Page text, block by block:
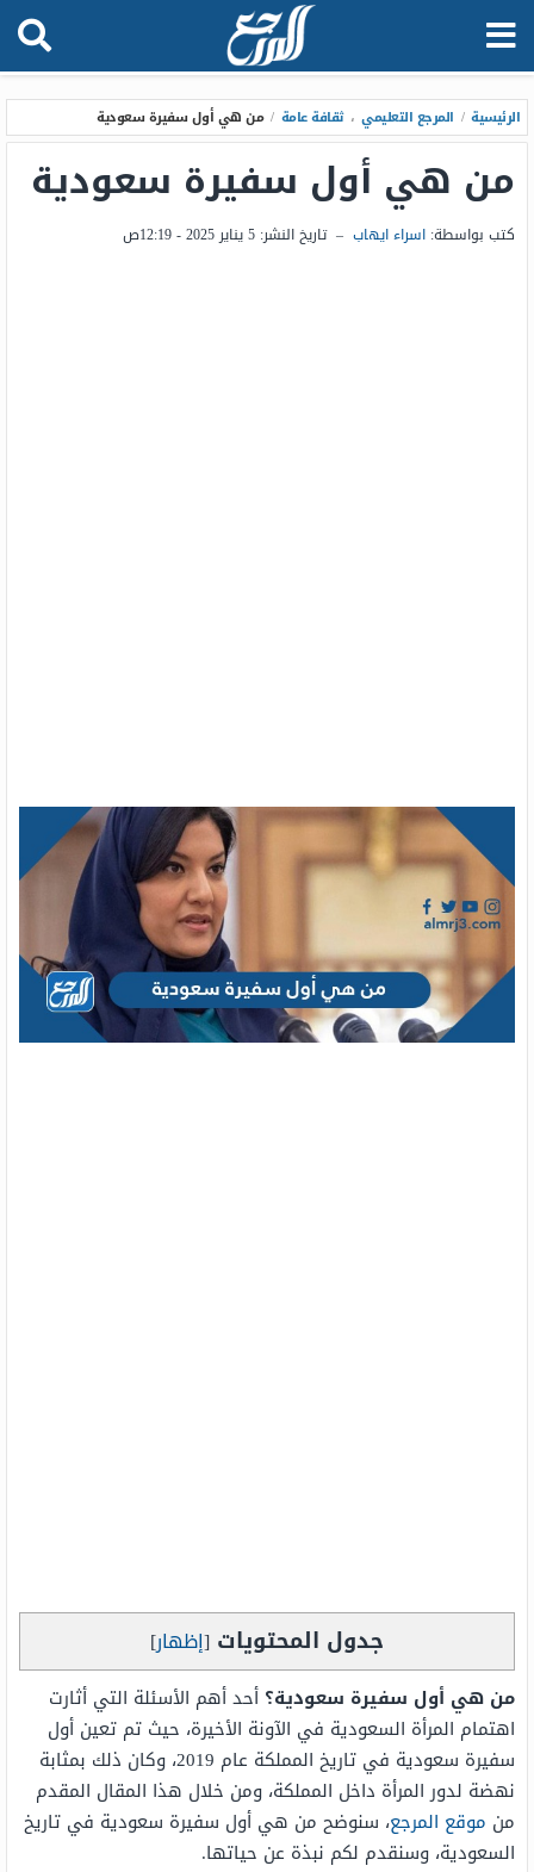
الرئيسية / المرجع التعليمي ، ثقافة عامة / من هي أول سفيرة سعودية
من هي أول سفيرة سعودية
كتب بواسطة: اسراء ايهاب – تاريخ النشر: 5 يناير 2025 - 12:19ص
جدول المحتويات [إظهار]
من هي أول سفيرة سعودية؟ أحد أهم الأسئلة التي أثارت
اهتمام المرأة السعودية في الآونة الأخيرة، حيث تم تعين أول
سفيرة سعودية في تاريخ المملكة عام 2019، وكان ذلك بمثابة
نهضة لدور المرأة داخل المملكة، ومن خلال هذا المقال المقدم
من موقع المرجع، سنوضح من هي أول سفيرة سعودية في تاريخ
السعودية، وسنقدم لكم نبذة عن حياتها.